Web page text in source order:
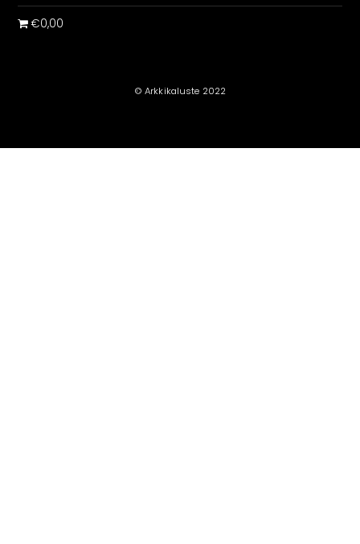
€0,00
© Arkkikaluste 2022